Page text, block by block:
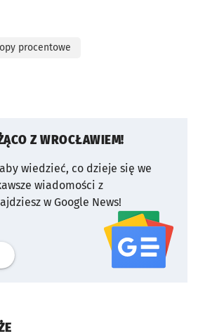
procentowe
Z WROCŁAWIEM!
wiedzieć, co dzieje się we
wiadomości z
w Google News!
profil serwisu